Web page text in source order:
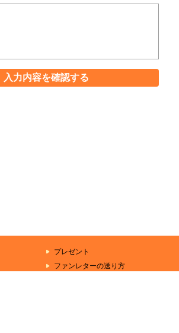
入力内容を確認する
プレゼント
ファンレターの送り方